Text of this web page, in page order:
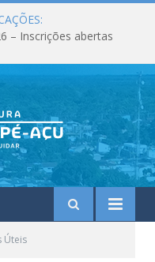
– Inscrições abertas
Úteis